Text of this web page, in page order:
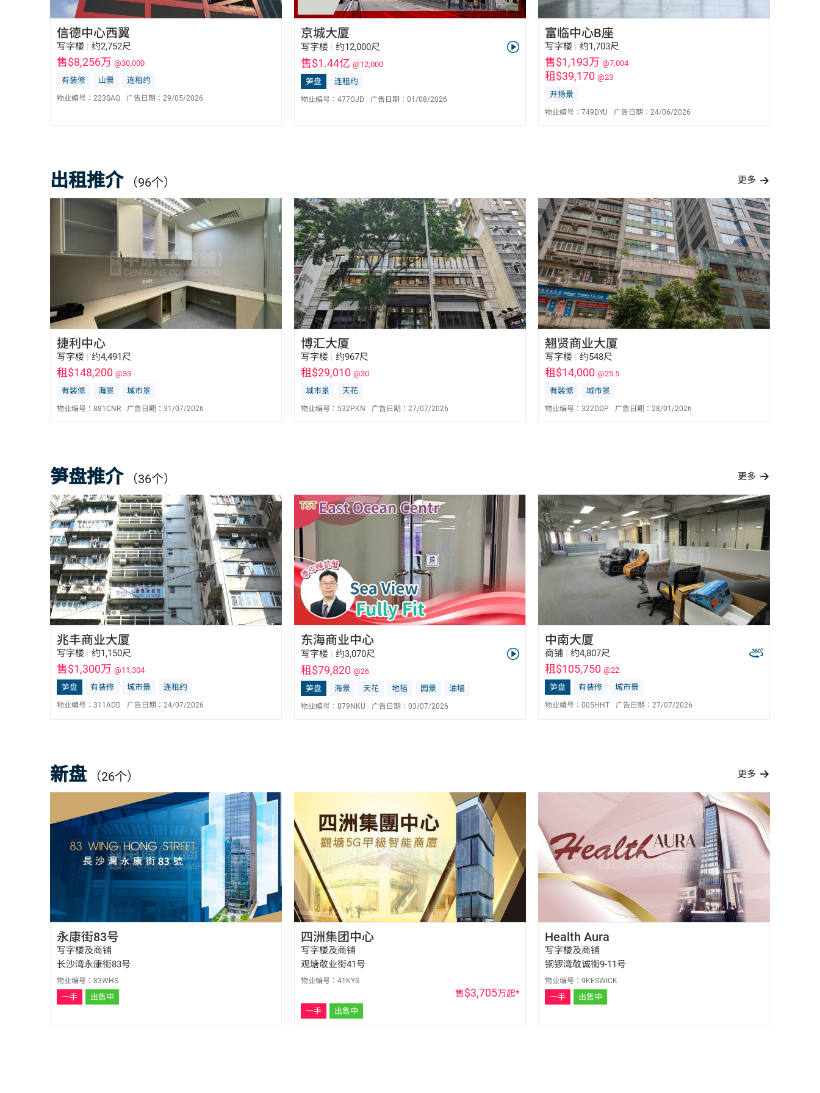
信德中心西翼
写字楼 | 约2,752尺
售$8,256万 @30,000
有装修
山景 连租约
物业编号： 223SAQ 广告日期： 29/05/2026
京城大厦
写字楼 | 约12,000尺
售$1.44亿 @12,000
笋盘
连租约
物业编号： 477OJD 广告日期： 01/08/2026
陈东亮 Bill Chan
富临中心B座
写字楼 | 约1,703尺
售$1,193万 @7,004
租$39,170 @23
开扬景
物业编号： 749DYU 广告日期： 24/06/2026
出租推介 （96个） 更多
捷利中心
写字楼 | 约4,491尺
租$148,200 @33
有装修
海景 城市景
物业编号： 881CNR 广告日期： 31/07/2026
博汇大厦
写字楼 | 约967尺
租$29,010 @30
城市景
天花
物业编号： 532PKN 广告日期： 27/07/2026
翘贤商业大厦
写字楼 | 约548尺
租$14,000 @25.5
有装修
城市景
物业编号： 322DDP 广告日期： 28/01/2026
笋盘推介 （36个） 更多
兆丰商业大厦
写字楼 | 约1,150尺
售$1,300万 @11,304
笋盘
有装修 城市景 连租约
物业编号： 311ADD 广告日期： 24/07/2026
东海商业中心
写字楼 | 约3,070尺
租$79,820 @26
笋盘
海景 天花 地毡 园景 油墙
物业编号： 879NKU 广告日期： 03/07/2026
中南大厦
商铺 | 约4,807尺
租$105,750 @22
笋盘
有装修 城市景
物业编号： 005HHT 广告日期： 27/07/2026
新盘 （26个） 更多
永康街83号
写字楼及商铺
长沙湾永康街83号
物业编号：83WHS
一手 出售中
陈东亮 Bill Chan
四洲集团中心
写字楼及商铺
观塘敬业街41号
物业编号：41KYS
售$3,705万起*
一手 出售中
Health Aura
写字楼及商铺
铜锣湾敬诚街9-11号
物业编号：9KESWICK
一手 出售中